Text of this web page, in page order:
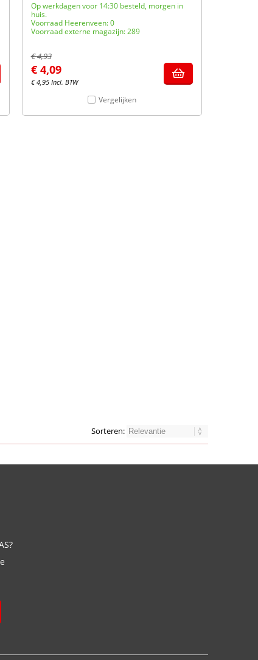
Op werkdagen voor 14:30 besteld, morgen in
huis.
Voorraad Heerenveen: 0
Voorraad externe magazijn: 289
€4,93
€ 4,09
€4,95 Incl. BTW
Vergelijken
Sorteren: